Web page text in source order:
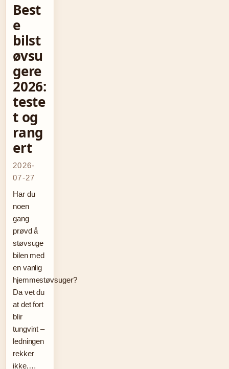
Best
e
bilst
øvsu
gere
2026:
teste
t og
rang
ert
2026-
07-27
Har du
noen
gang
prøvd å
støvsuge
bilen med
en vanlig
hjemmestøvsuger?
Da vet du
at det fort
blir
tungvint –
ledningen
rekker
ikke,…